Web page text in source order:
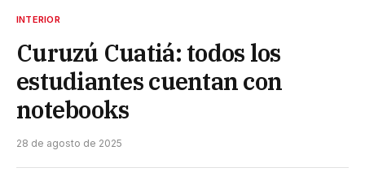
INTERIOR
Curuzú Cuatiá: todos los
estudiantes cuentan con
notebooks
28 de agosto de 2025